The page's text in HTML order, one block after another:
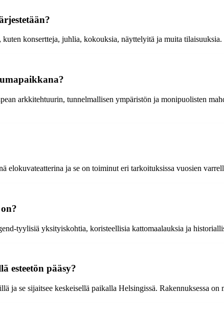
kuten konsertteja, juhlia, kokouksia, näyttelyitä ja muita
arkkitehtuurin, tunnelmallisen ympäristön ja monipuolisten
elokuvateatterina ja se on toiminut eri tarkoituksissa vuosien
tyylisiä yksityiskohtia, koristeellisia kattomaalauksia ja
esteetön pääsy?
ja se sijaitsee keskeisellä paikalla Helsingissä. Rakennuksessa